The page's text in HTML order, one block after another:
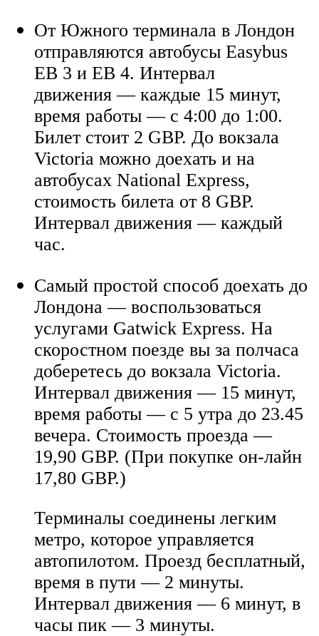
От Южного терминала в Лондон
отправляются автобусы Easybus
ЕВ 3 и ЕВ 4. Интервал
движения — каждые 15 минут,
время работы — с 4:00 до 1:00.
Билет стоит 2 GBP. До вокзала
Victoria можно доехать и на
автобусах National Express,
стоимость билета от 8 GBP.
Интервал движения — каждый
час.
Самый простой способ доехать до
Лондона — воспользоваться
услугами Gatwick Express. На
скоростном поезде вы за полчаса
доберетесь до вокзала Victoria.
Интервал движения — 15 минут,
время работы — с 5 утра до 23.45
вечера. Стоимость проезда —
19,90 GBP. (При покупке он-лайн
17,80 GBP.)
Терминалы соединены легким
метро, которое управляется
автопилотом. Проезд бесплатный,
время в пути — 2 минуты.
Интервал движения — 6 минут, в
часы пик — 3 минуты.